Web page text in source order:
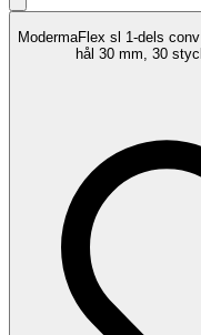
ModermaFlex sl 1-dels
hål 30 mm, 30